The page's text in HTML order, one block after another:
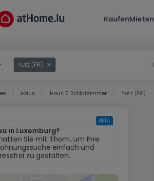
KaufenMieten
Yutz (FR)
Haus Haus 5 Schlafzimmer Yutz (FR)
in Luxemburg?
Sie mit Thom, um Ihre
einfach und
zu gestalten.
BETA